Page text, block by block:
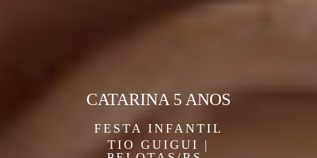
FESTA INFANTIL
TIO GUIGUI |
CATARINA 5 ANOS